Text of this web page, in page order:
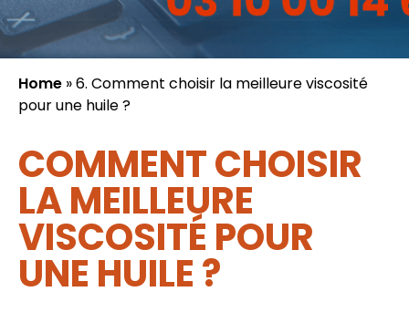
Home »6. Comment choisir la meilleure viscosité
pour une huile ?
COMMENT CHOISIR
LA MEILLEURE
VISCOSITÉ POUR
UNE HUILE ?